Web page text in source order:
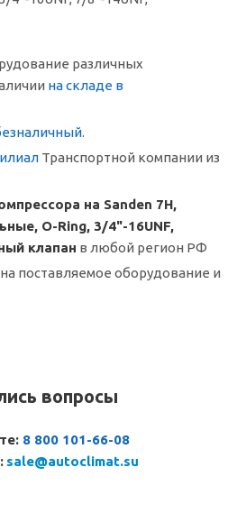
различных
на складе в
.
Транспортной компании из
на Sanden 7Н,
O-Ring, 3/4"-16UNF,
клапан в любой регион РФ
на поставляемое оборудование и
вопросы
8 800 101-66-08
sale@autoclimat.su